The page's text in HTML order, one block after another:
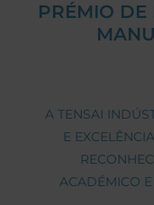
PRÉMIO DE
A TENSAI
E
ACADÉMICO